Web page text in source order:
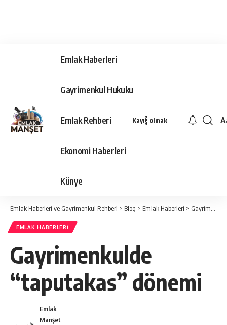
Emlak Haberleri
Gayrimenkul Hukuku
Emlak Rehberi
Ekonomi Haberleri
Künye
Kayıt olmak
Emlak Haberleri ve Gayrimenkul Rehberi > Blog > Emlak Haberleri > Gayrimenkulde “taputakas” dönemi
EMLAK HABERLERI
Gayrimenkulde
“taputakas” dönemi
Emlak
Manşet